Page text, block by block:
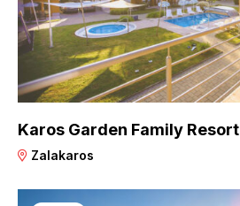
Karos Garden Family Resort
Zalakaros